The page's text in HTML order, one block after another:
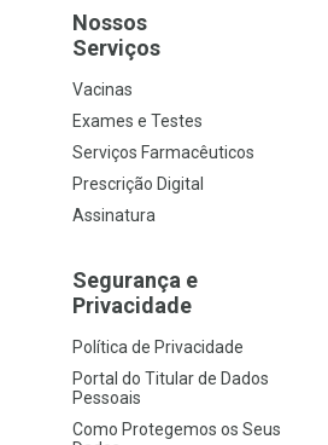
Nossos
Serviços
Vacinas
Exames e Testes
Serviços Farmacêuticos
Prescrição Digital
Assinatura
Segurança e
Privacidade
Política de Privacidade
Portal do Titular de Dados
Pessoais
Como Protegemos os Seus